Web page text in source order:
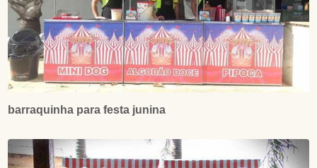
barraquinha para festa junina